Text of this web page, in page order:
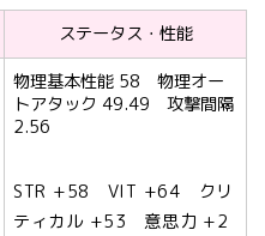
ステータス・性能
物理基本性能 58 物理オー
トアタック 49.49 攻撃間隔
2.56
STR +58 VIT +64 クリ
ティカル +53 意思力 +2